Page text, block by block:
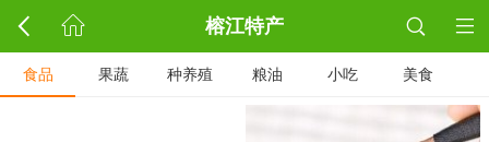
榕江特产
食品 果蔬 种养殖 粮油 小吃 美食